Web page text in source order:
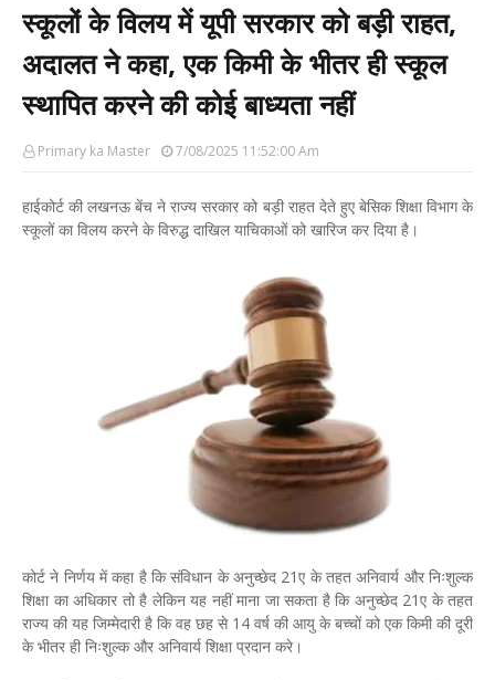
स्कूलों के विलय में यूपी सरकार को बड़ी राहत,
अदालत ने कहा, एक किमी के भीतर ही स्कूल
स्थापित करने की कोई बाध्यता नहीं
Primary ka Master 7/08/2025 11:52:00 Am
हाईकोर्ट की लखनऊ बेंच ने राज्य सरकार को बड़ी राहत देते हुए बेसिक शिक्षा विभाग के
स्कूलों का विलय करने के विरुद्ध दाखिल याचिकाओं को खारिज कर दिया है।
कोर्ट ने निर्णय में कहा है कि संविधान के अनुच्छेद 21ए के तहत अनिवार्य और निःशुल्क
शिक्षा का अधिकार तो है लेकिन यह नहीं माना जा सकता है कि अनुच्छेद 21ए के तहत
राज्य की यह जिम्मेदारी है कि वह छह से 14 वर्ष की आयु के बच्चों को एक किमी की दूरी
के भीतर ही निःशुल्क और अनिवार्य शिक्षा प्रदान करे।